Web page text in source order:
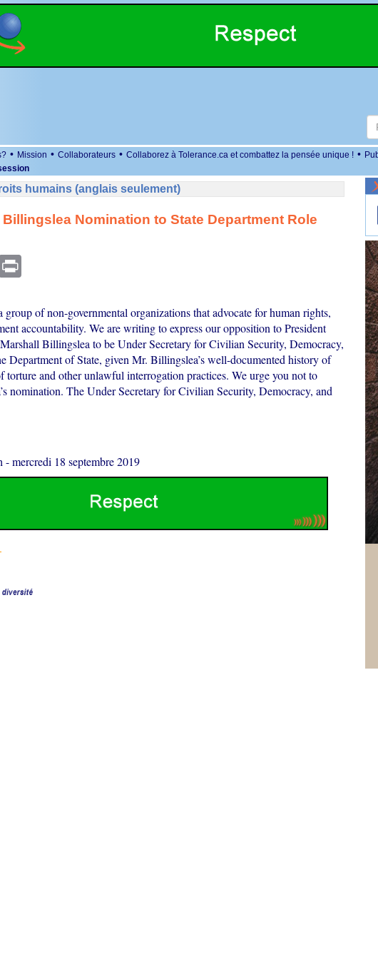
• Mission • Collaborateurs • Collaborez à Tolerance.ca et combattez la pensée unique ! •
humains (anglais seulement)
Nomination to State Department Role
Print
group of non-governmental organizations that advocate for human rights,
accountability. We are writing to express our opposition to President
Billingslea to be Under Secretary for Civilian Security, Democracy,
Department of State, given Mr. Billingslea’s well-documented history of
torture and other unlawful interrogation practices. We urge you not to
nomination. The Under Secretary for Civilian Security, Democracy, and
-mercredi 18 septembre 2019